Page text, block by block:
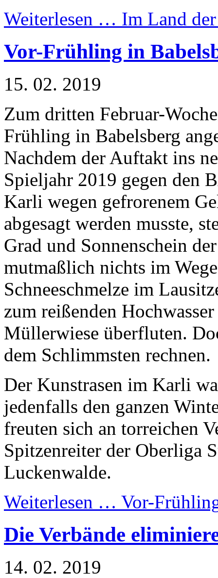
Weiterlesen … Im Land
Vor-Frühling in
15. 02. 2019
Zum dritten Februar-
Frühling in Babelsberg
Nachdem der Auftakt ins
Spieljahr 2019 gegen den
Karli wegen gefrorenem
abgesagt werden musste,
Grad und Sonnenschein
mutmaßlich nichts im
Schneeschmelze im
zum reißenden
Müllerwiese überfluten.
dem Schlimmsten rechnen.
Der Kunstrasen im Karli
jedenfalls den ganzen
freuten sich an torreichen
Spitzenreiter der Oberliga
Luckenwalde.
Weiterlesen … Vor-
Die Verbände
14. 02. 2019